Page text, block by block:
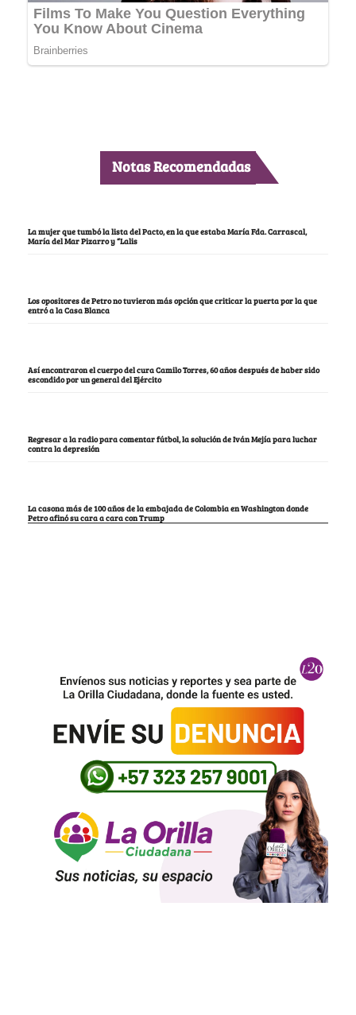
Notas Recomendadas
La mujer que tumbó la lista del Pacto, en la que estaba María Fda. Carrascal,
María del Mar Pizarro y “Lalis
Los opositores de Petro no tuvieron más opción que criticar la puerta por la que
entró a la Casa Blanca
Así encontraron el cuerpo del cura Camilo Torres, 60 años después de haber sido
escondido por un general del Ejército
Regresar a la radio para comentar fútbol, la solución de Iván Mejía para luchar
contra la depresión
La casona más de 100 años de la embajada de Colombia en Washington donde
Petro afinó su cara a cara con Trump